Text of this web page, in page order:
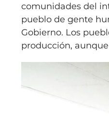
comunidades del
pueblo de gente
Gobierno. Los
producción,